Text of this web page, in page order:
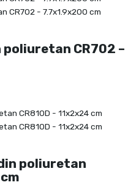
CR702 –
poliuretan